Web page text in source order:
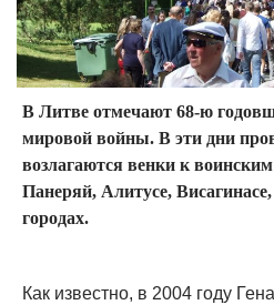
В Литве отмечают 68-ю
мировой войны. В эти дни
возлагаются венки к
Панеряй, Алитусе,
городах.
Как известно, в 2004 году